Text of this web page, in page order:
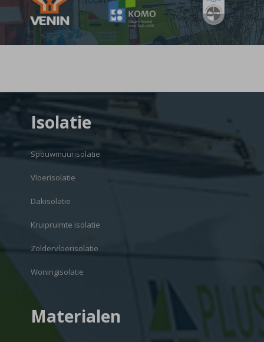
Isolatie
Spouwmuurisolatie
Vloerisolatie
Dakisolatie
Kruipruimte isolatie
Zoldervloerisolatie
Woningisolatie
Materialen